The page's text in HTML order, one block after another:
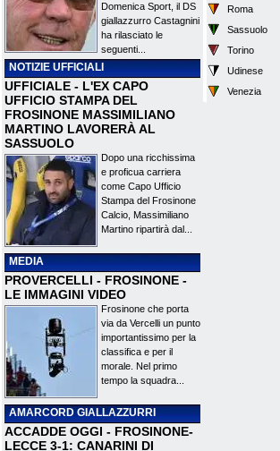
Domenica Sport, il DS
giallazzurro Castagnini
ha rilasciato le
seguenti...
NOTIZIE UFFICIALI
UFFICIALE - L'EX CAPO
UFFICIO STAMPA DEL
FROSINONE MASSIMILIANO
MARTINO LAVORERÀ AL
SASSUOLO
Dopo una ricchissima
e proficua carriera
come Capo Ufficio
Stampa del Frosinone
Calcio, Massimiliano
Martino ripartirà dal...
MEDIA
PROVERCELLI - FROSINONE -
LE IMMAGINI VIDEO
Frosinone che porta
via da Vercelli un punto
importantissimo per la
classifica e per il
morale. Nel primo
tempo la squadra...
AMARCORD GIALLAZZURRI
ACCADDE OGGI - FROSINONE-
LECCE 3-1: CANARINI DI
Roma
Sassuolo
Torino
Udinese
Venezia